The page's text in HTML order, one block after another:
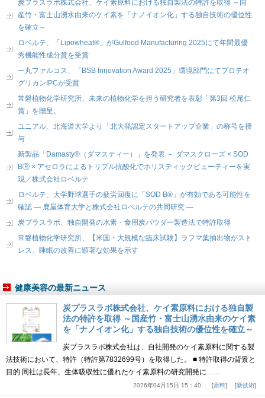
炭プラスラボ株式会社、ケイ素原料における独自製法の特許を取得 ～国
産竹・富士山湧水由来のケイ素を「ナノイオン化」する独自技術の優位性
を確立～
ロベルテ、「Lipowheat®」がGulfood Manufacturing 2025にて年間最優
秀機能性成分賞を受賞
一丸ファルコス、「BSB Innovation Award 2025」環境部門にてプロテオ
グリカンIPCが受賞
常磐植物化学研究所、未来の植物化学を担う研究者を表彰「第3回 松尾仁
賞」を贈呈。
ユニアル、北海道大学より「北大発認定スタートアップ企業」の称号を授
与
新製品「Damasty®（ダマスティー）」を発表 － ダマスクローズ × SOD
BⓇ × アセロラによるトリプル抗酸化でホリスティックビューティーを実
現／株式会社ロベルテ
ロベルテ、大学野球選手の疲労回復に「SOD B®」が有効である可能性を
確認 ― 鹿屋体育大学と株式会社ロベルテの共同研究 ―
炭プラスラボ、独自開発の水素・食用炭パウダー製造法で特許取得
常磐植物化学研究所、【米国・大規模な臨床試験】ラフマ葉抽出物がスト
レス、睡眠の改善に顕著な効果を示す
健康美容の最新ニュース
炭プラスラボ株式会社、ケイ素原料における独自製
法の特許を取得 ～国産竹・富士山湧水由来のケイ素
を「ナノイオン化」する独自技術の優位性を確立～
炭プラスラボ株式会社は、自社開発のケイ素原料に関する製
法技術において、特許（特許第7832699号）を取得した。 ■ 特許取得の背景と
目的 同社は長年、生体吸収性に優れたケイ素原料の研究開発に……
2026年04月15日 15：40 原料 新技術